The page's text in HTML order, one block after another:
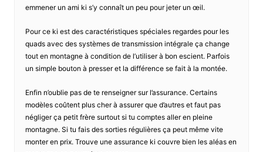
emmener un ami ki s’y connaît un peu pour jeter un œil.
Pour ce ki est des caractéristiques spéciales regardes pour les
quads avec des systèmes de transmission intégrale ça change
tout en montagne à condition de l’utiliser à bon escient. Parfois
un simple bouton à presser et la différence se fait à la montée.
Enfin n’oublie pas de te renseigner sur l’assurance. Certains
modèles coûtent plus cher à assurer que d’autres et faut pas
négliger ça petit frère surtout si tu comptes aller en pleine
montagne. Si tu fais des sorties régulières ça peut même vite
monter en prix. Trouve une assurance ki couvre bien les aléas en